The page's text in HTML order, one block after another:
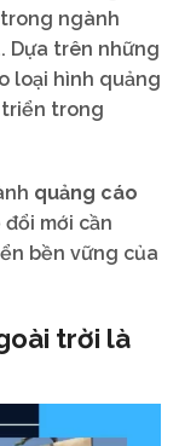
ngành
Dựa trên những
loại hình quảng
trong
quảng cáo
mới cần
bền vững của
trời là